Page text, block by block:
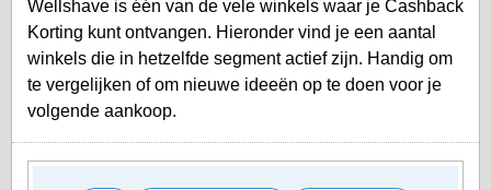
Wellshave is één van de vele winkels waar je Cashback
Korting kunt ontvangen. Hieronder vind je een aantal
winkels die in hetzelfde segment actief zijn. Handig om
te vergelijken of om nieuwe ideeën op te doen voor je
volgende aankoop.